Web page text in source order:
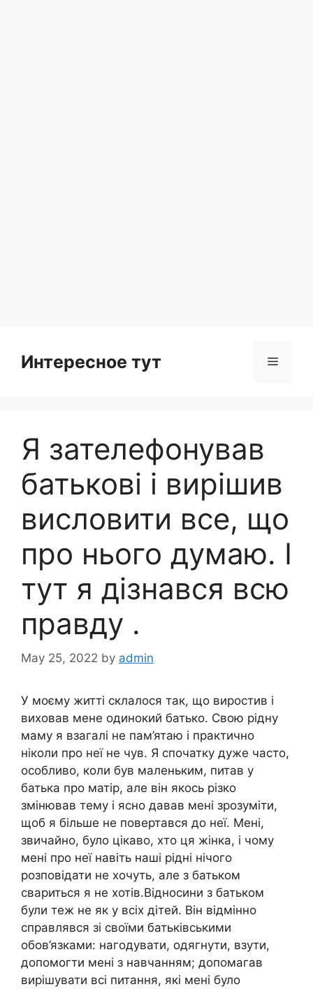
Интересное тут Menu
Я зателефонував
батькові і вирішив
висловити все, що
про нього думаю. І
тут я дізнався всю
правду .
May 25, 2022 by admin
У моєму житті склалося так, що виростив і
виховав мене одинокий батько. Свою рідну
маму я взагалі не пам’ятаю і практично
ніколи про неї не чув. Я спочатку дуже часто,
особливо, коли був маленьким, питав у
батька про матір, але він якось різко
змінював тему і ясно давав мені зрозуміти,
щоб я більше не повертався до неї. Мені,
звичайно, було цікаво, хто ця жінка, і чому
мені про неї навіть наші рідні нічого
розповідати не хочуть, але з батьком
свариться я не хотів.Відносини з батьком
були теж не як у всіх дітей. Він відмінно
справлявся зі своїми батьківськими
обов’язками: нагодувати, одягнути, взути,
допомогти мені з навчанням; допомагав
вирішувати всі питання, які мені було